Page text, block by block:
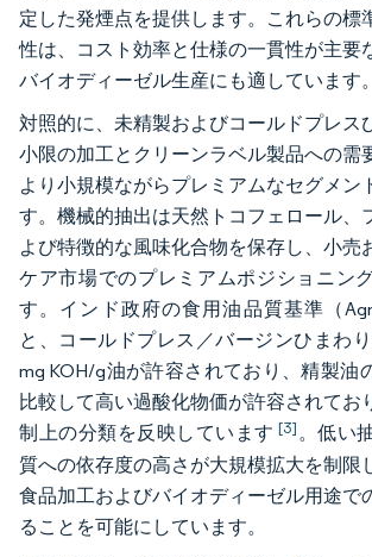
定した発煙点を提供します。これらの標
性は、コスト効率と仕様の一貫性が主要
バイオディーゼル生産にも適しています。
対照的に、未精製およびコールドプレス
小限の加工とクリーンラベル製品への需
より小規模ながらプレミアムなセグメン
す。機械的抽出は天然トコフェロール、
よび特徴的な風味化合物を保存し、小売
ケア市場でのプレミアムポジショニン
す。インド政府の食用油品質基準（
と、コールドプレス／バージンひまわ
mg KOH/g油が許容されており、精製油
比較して高い過酸化物価が許容されてお
制上の分類を反映しています[3]。低い
質への依存度の高さが大規模拡大を制限
食品加工およびバイオディーゼル用途で
ることを可能にしています。